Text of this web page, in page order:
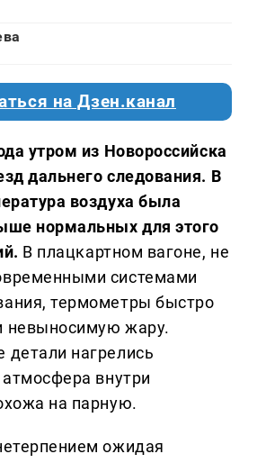
на Дзен.канал
утром из Новороссийска
дальнего следования. В
воздуха была
нормальных для этого
В плацкартном вагоне, не
системами
термометры быстро
невыносимую жару.
детали нагрелись
внутри
на парную.
ожидая